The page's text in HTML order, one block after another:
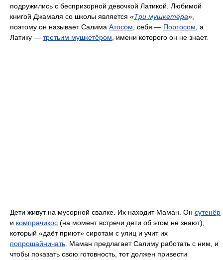
подружились с беспризорной девочкой Латикой. Любимой
книгой Джамаля со школы является «Три мушкетёра»
поэтому он называет Салима Атосом , себя — Портосом , а
Латику — третьим мушкетёром , имени которого он не знает.
Дети живут на мусорной свалке. Их находит Маман. Он сутенёр
и компрачикос (на момент встречи дети об этом не знают),
который «даёт приют» сиротам с улиц и учит их
попрошайничать . Маман предлагает Салиму работать с ним, и
чтобы показать свою готовность, тот должен привести